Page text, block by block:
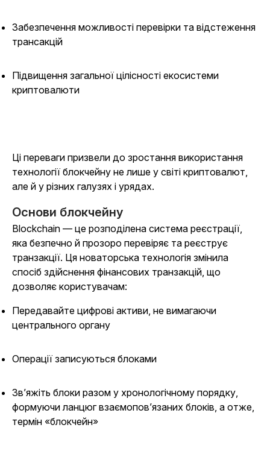
Забезпечення можливості перевірки та відстеження
трансакцій
Підвищення загальної цілісності екосистеми
криптовалюти
Ці переваги призвели до зростання використання
технології блокчейну не лише у світі криптовалют,
але й у різних галузях і урядах.
Основи блокчейну
Blockchain — це розподілена система реєстрації,
яка безпечно й прозоро перевіряє та реєструє
транзакції. Ця новаторська технологія змінила
спосіб здійснення фінансових транзакцій, що
дозволяє користувачам:
Передавайте цифрові активи, не вимагаючи
центрального органу
Операції записуються блоками
Зв’яжіть блоки разом у хронологічному порядку,
формуючи ланцюг взаємопов’язаних блоків, а отже,
термін «блокчейн»